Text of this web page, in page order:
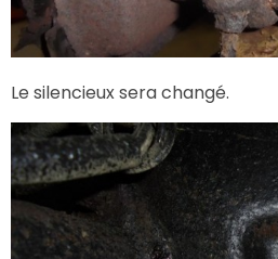
Le silencieux sera changé.